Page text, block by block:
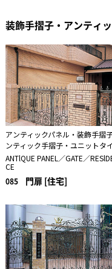
装飾手摺子・アンティ
アンティックパネル・装飾手摺
ンティック手摺子・ユニットタ
ANTlQUE PANEL／GATE／
CE
085 門扉 [住宅]